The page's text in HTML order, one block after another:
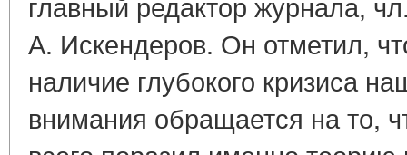
А. Искендеров. Он отметил,
наличие глубокого кризиса
внимания обращается на то,